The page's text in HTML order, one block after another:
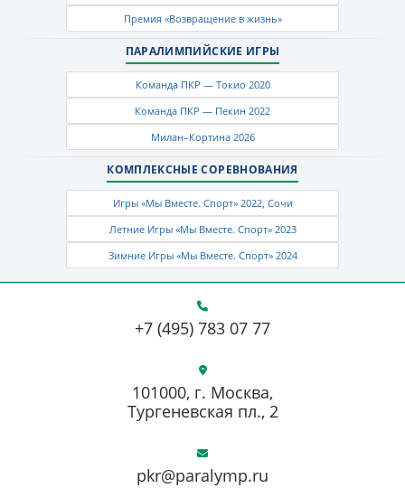
Премия «Возвращение в жизнь»
ПАРАЛИМПИЙСКИЕ ИГРЫ
Команда ПКР — Токио 2020
Команда ПКР — Пекин 2022
Милан–Кортина 2026
КОМПЛЕКСНЫЕ СОРЕВНОВАНИЯ
Игры «Мы Вместе. Спорт» 2022, Сочи
Летние Игры «Мы Вместе. Спорт» 2023
Зимние Игры «Мы Вместе. Спорт» 2024
+7 (495) 783 07 77
pkr@paralymp.ru
101000, г. Москва,
Тургеневская пл., 2